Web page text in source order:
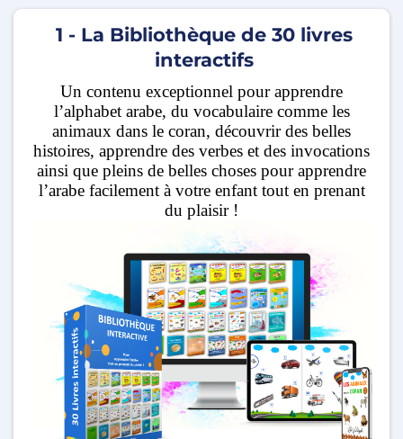
1 - La Bibliothèque de 30 livres
interactifs
Un contenu exceptionnel pour apprendre
l’alphabet arabe, du vocabulaire comme les
animaux dans le coran, découvrir des belles
histoires, apprendre des verbes et des invocations
ainsi que pleins de belles choses pour apprendre
l’arabe facilement à votre enfant tout en prenant
du plaisir !